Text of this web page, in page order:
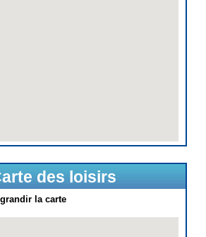
des loisirs
la carte